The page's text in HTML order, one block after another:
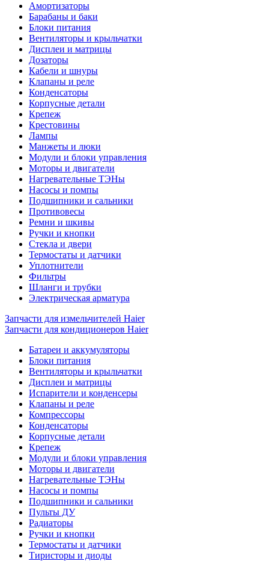
Амортизаторы
Барабаны и баки
Блоки питания
Вентиляторы и крыльчатки
Дисплеи и матрицы
Дозаторы
Кабели и шнуры
Клапаны и реле
Конденсаторы
Корпусные детали
Крепеж
Крестовины
Лампы
Манжеты и люки
Модули и блоки управления
Моторы и двигатели
Нагревательные ТЭНы
Насосы и помпы
Подшипники и сальники
Противовесы
Ремни и шкивы
Ручки и кнопки
Стекла и двери
Термостаты и датчики
Уплотнители
Фильтры
Шланги и трубки
Электрическая арматура
Запчасти для измельчителей Haier
Запчасти для кондиционеров Haier
Батареи и аккумуляторы
Блоки питания
Вентиляторы и крыльчатки
Дисплеи и матрицы
Испарители и конденсеры
Клапаны и реле
Компрессоры
Конденсаторы
Корпусные детали
Крепеж
Модули и блоки управления
Моторы и двигатели
Нагревательные ТЭНы
Насосы и помпы
Подшипники и сальники
Пульты ДУ
Радиаторы
Ручки и кнопки
Термостаты и датчики
Тиристоры и диоды